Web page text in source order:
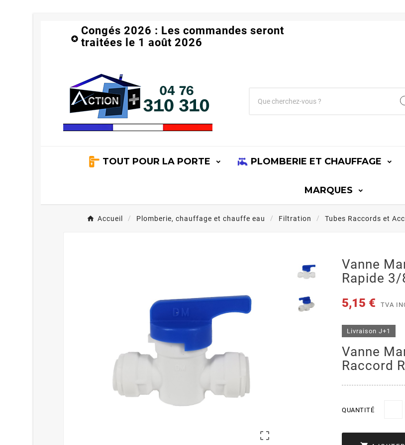

Congés 2026 : Les commandes seront
traitées le 1 août 2026
TOUT POUR LA PORTE PLOMBERIE ET CHAUFFAGE
MARQUES
Accueil Plomberie, chauffage et chauffe eau Filtration Tubes Raccords et

Vanne
Rapide 3/
5,15 € TVA
Livraison J+1
Vanne
Raccord
QUANTITÉ